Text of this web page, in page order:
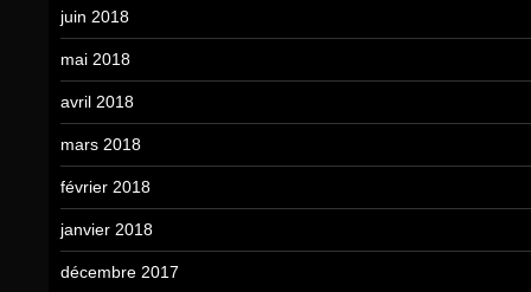
juin 2018
mai 2018
avril 2018
mars 2018
février 2018
janvier 2018
décembre 2017